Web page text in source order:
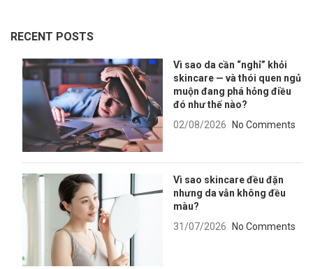
RECENT POSTS
Vì sao da cần “nghỉ” khỏi
skincare — và thói quen ngủ
muộn đang phá hỏng điều
đó như thế nào?
02/08/2026 No Comments
Vì sao skincare đều đặn
nhưng da vẫn không đều
màu?
31/07/2026
No Comments